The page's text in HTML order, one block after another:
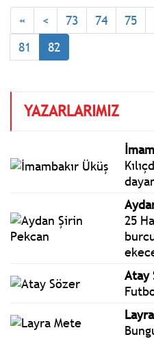
« < 73 74 75
81
82
YAZARLARIMIZ
25
Atay